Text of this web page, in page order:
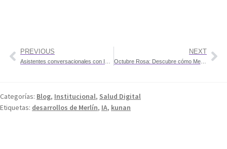
PREVIOUS NEXT
Octubre Rosa: Descubre cómo Merlín ayuda a las clínicas a promover la prevención del cáncer de mama
Categorías: Blog, Institucional, Salud Digital
Etiquetas: desarrollos de Merlín, IA, kunan